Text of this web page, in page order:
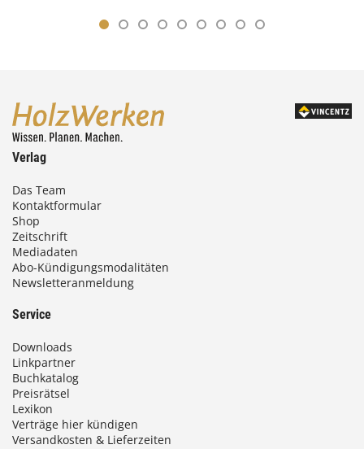
Verlag
Das Team
Kontaktformular
Shop
Zeitschrift
Mediadaten
Abo-Kündigungsmodalitäten
Newsletteranmeldung
Service
Downloads
Linkpartner
Buchkatalog
Preisrätsel
Lexikon
Verträge hier kündigen
Versandkosten & Lieferzeiten